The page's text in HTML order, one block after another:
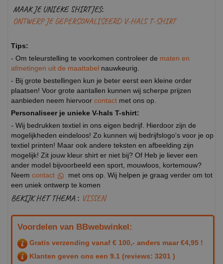
MAAK JE UNIEKE SHIRTJES:
ONTWERP JE GEPERSONALISEERD V-HALS T-SHIRT
Tips:
- Om teleurstelling te voorkomen controleer de maten en
afmetingen uit de maattabel nauwkeurig.
- Bij grote bestellingen kun je beter eerst een kleine order
plaatsen! Voor grote aantallen kunnen wij scherpe prijzen
aanbieden neem hiervoor contact met ons op.
Personaliseer je unieke V-hals T-shirt:
- Wij bedrukken textiel in ons eigen bedrijf. Hierdoor zijn de
mogelijkheden eindeloos! Zo kunnen wij bedrijfslogo's voor je op
textiel printen! Maar ook andere teksten en afbeelding zijn
mogelijk! Zit jouw kleur shirt er niet bij? Of Heb je liever een
ander model bijvoorbeeld een sport, mouwloos, kortemouw?
Neem contact
met ons op. Wij helpen je graag verder om tot
een uniek ontwerp te komen
BEKIJK HET THEMA : VISSEN
Voordelen van BBwebwinkel:
Gratis verzending vanaf € 100,- anders maar €4,95 !
Klanten geven ons een 9.1 (reviews: 3201 )